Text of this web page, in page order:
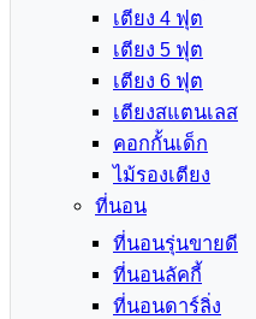
เตียง 4 ฟุต
เตียง 5 ฟุต
เตียง 6 ฟุต
เตียงสแตนเลส
คอกกั้นเด็ก
ไม้รองเตียง
ที่นอน
ที่นอนรุ่นขายดี
ที่นอนลัคกี้
ที่นอนดาร์ลิ่ง